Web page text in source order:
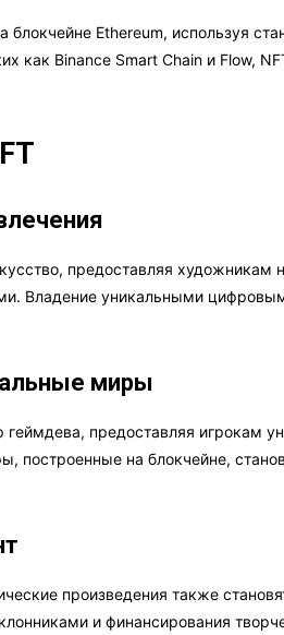
блокчейне Ethereum, используя
как Binance Smart Chain и Flow,
предоставляя художникам
Владение уникальными
миры
геймдева, предоставляя игрокам
построенные на блокчейне,
произведения также
и финансирования